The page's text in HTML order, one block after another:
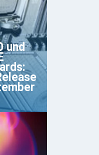
und